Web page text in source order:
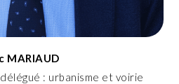
MARIAUD
: urbanisme et voirie